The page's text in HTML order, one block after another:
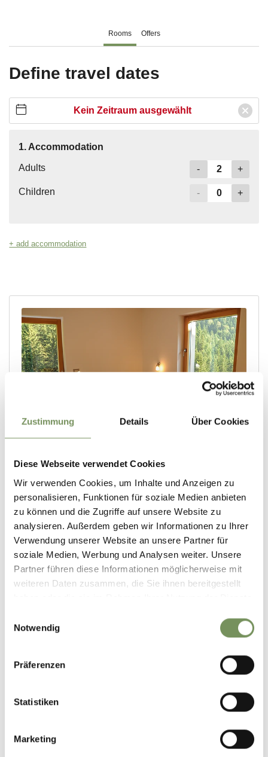
Zustimmung Details Über Cookies
Diese Webseite verwendet Cookies
Wir verwenden Cookies, um Inhalte und Anzeigen zu
personalisieren, Funktionen für soziale Medien anbieten
zu können und die Zugriffe auf unsere Website zu
analysieren. Außerdem geben wir Informationen zu Ihrer
Verwendung unserer Website an unsere Partner für
soziale Medien, Werbung und Analysen weiter. Unsere
Partner führen diese Informationen möglicherweise mit
weiteren Daten zusammen, die Sie ihnen bereitgestellt
Notwendig
Präferenzen
Statistiken
Marketing